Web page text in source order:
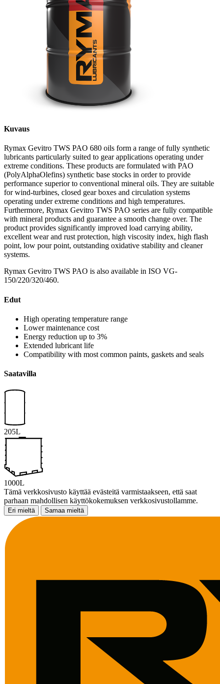
Kuvaus
Rymax Gevitro TWS PAO 680 oils form a range of fully synthetic
lubricants particularly suited to gear applications operating under
extreme conditions. These products are formulated with PAO
(PolyAlphaOlefins) synthetic base stocks in order to provide
performance superior to conventional mineral oils. They are suitable
for wind-turbines, closed gear boxes and circulation systems
operating under extreme conditions and high temperatures.
Furthermore, Rymax Gevitro TWS PAO series are fully compatible
with mineral products and guarantee a smooth change over. The
product provides significantly improved load carrying ability,
excellent wear and rust protection, high viscosity index, high flash
point, low pour point, outstanding oxidative stability and cleaner
systems.
Rymax Gevitro TWS PAO is also available in ISO VG-
150/220/320/460.
Edut
High operating temperature range
Lower maintenance cost
Energy reduction up to 3%
Extended lubricant life
Compatibility with most common paints, gaskets and seals
Saatavilla
205L
1000L
Tämä verkkosivusto käyttää evästeitä varmistaakseen, että saat
parhaan mahdollisen käyttökokemuksen verkkosivustollamme.
Eri mieltä Samaa mieltä